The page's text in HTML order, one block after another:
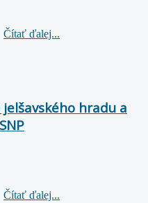
Čítať ďalej...
hradu a
Čítať ďalej...